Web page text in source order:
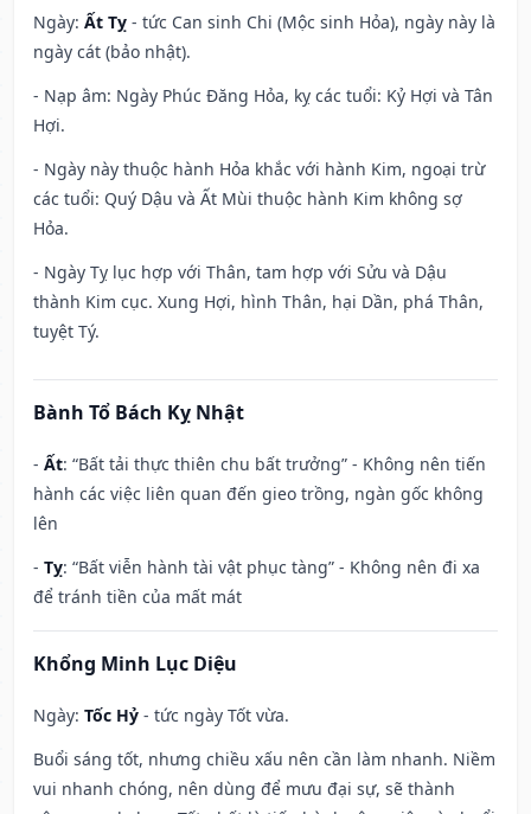
Ngày: Ất Tỵ - tức Can sinh Chi (Mộc sinh Hỏa), ngày này là
ngày cát (bảo nhật).
- Nạp âm: Ngày Phúc Đăng Hỏa, kỵ các tuổi: Kỷ Hợi và Tân
Hợi.
- Ngày này thuộc hành Hỏa khắc với hành Kim, ngoại trừ
các tuổi: Quý Dậu và Ất Mùi thuộc hành Kim không sợ
Hỏa.
- Ngày Tỵ lục hợp với Thân, tam hợp với Sửu và Dậu
thành Kim cục. Xung Hợi, hình Thân, hại Dần, phá Thân,
tuyệt Tý.
Bành Tổ Bách Kỵ Nhật
- Ất: “Bất tải thực thiên chu bất trưởng” - Không nên tiến
hành các việc liên quan đến gieo trồng, ngàn gốc không
lên
- Tỵ: “Bất viễn hành tài vật phục tàng” - Không nên đi xa
để tránh tiền của mất mát
Khổng Minh Lục Diệu
Ngày: Tốc Hỷ - tức ngày Tốt vừa.
Buổi sáng tốt, nhưng chiều xấu nên cần làm nhanh. Niềm
vui nhanh chóng, nên dùng để mưu đại sự, sẽ thành